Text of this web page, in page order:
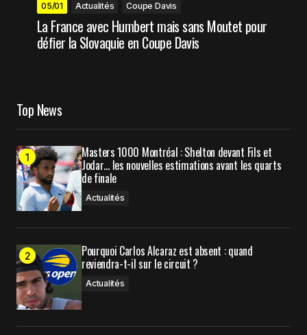
05/01 Actualités Coupe Davis
La France avec Humbert mais sans Moutet pour
défier la Slovaquie en Coupe Davis
Top News
Masters 1000 Montréal : Shelton devant Fils et
Jodar… les nouvelles estimations avant les quarts
de finale
Actualités
Pourquoi Carlos Alcaraz est absent : quand
reviendra-t-il sur le circuit ?
Actualités